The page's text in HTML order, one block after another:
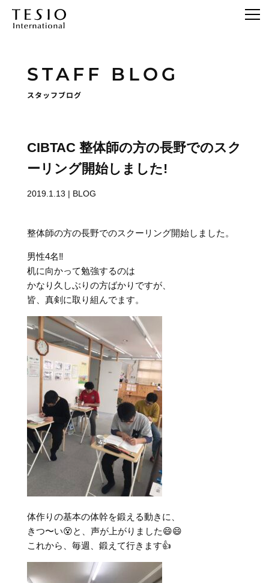
STAFF BLOG
スタッフブログ
CIBTAC 整体師の方の長野でのスク
ーリング開始しました!
2019.1.13 | BLOG
整体師の方の長野でのスクーリング開始しました。
男性4名‼️
机に向かって勉強するのは
かなり久しぶりの方ばかりですが、
皆、真剣に取り組んでます。
体作りの基本の体幹を鍛える動きに、
きつ〜い😵と、声が上がりました😄😄
これから、毎週、鍛えて行きます👍